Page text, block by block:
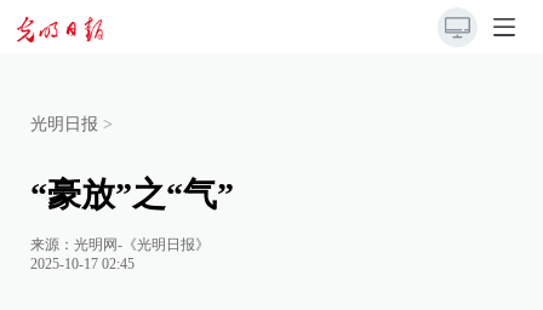
光明日报 >
“豪放”之“气”
来源： 光明网-《光明日报》
2025-10-17 02:45